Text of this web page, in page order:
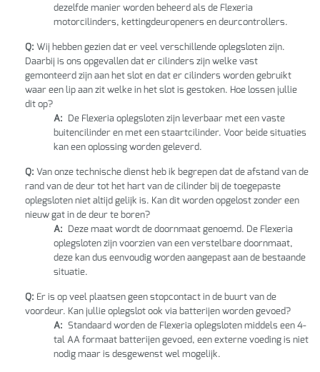
Calendly
dezelfde manier worden beheerd als de Flexeria
motorcilinders, kettingdeuropeners en deurcontrollers.
Q: Wij hebben gezien dat er veel verschillende oplegsloten zijn.
Daarbij is ons opgevallen dat er cilinders zijn welke vast
gemonteerd zijn aan het slot en dat er cilinders worden gebruikt
waar een lip aan zit welke in het slot is gestoken. Hoe lossen jullie
dit op?
A: De Flexeria oplegsloten zijn leverbaar met een vaste
buitencilinder en met een staartcilinder. Voor beide situaties
kan een oplossing worden geleverd.
Q: Van onze technische dienst heb ik begrepen dat de afstand van de
rand van de deur tot het hart van de cilinder bij de toegepaste
oplegsloten niet altijd gelijk is. Kan dit worden opgelost zonder een
nieuw gat in de deur te boren?
A: Deze maat wordt de doornmaat genoemd. De Flexeria
oplegsloten zijn voorzien van een verstelbare doornmaat,
deze kan dus eenvoudig worden aangepast aan de bestaande
situatie.
Q: Er is op veel plaatsen geen stopcontact in de buurt van de
voordeur. Kan jullie oplegslot ook via batterijen worden gevoed?
A: Standaard worden de Flexeria oplegsloten middels een 4-
tal AA formaat batterijen gevoed, een externe voeding is niet
nodig maar is desgewenst wel mogelijk.